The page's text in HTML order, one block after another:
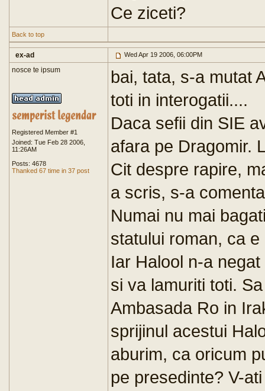
Ce ziceti?
Back to top
ex-ad Wed Apr 19 2006, 06:00PM
nosce te ipsum
Registered Member #1
Joined: Tue Feb 28 2006,
11:26AM
Posts: 4678
Thanked 67 time in 37 post
bai, tata, s-a mutat
toti in interogatii....
Daca sefii din SIE
afara pe Dragomir.
Cit despre rapire,
a scris, s-a
Numai nu mai
statului roman, ca
Iar Halool n-a
si va lamuriti toti.
Ambasada Ro in
sprijinul acestui
aburim, ca oricum
pe presedinte? V-